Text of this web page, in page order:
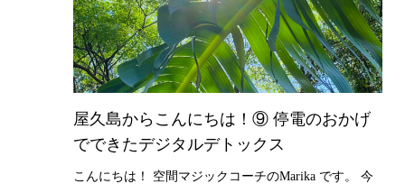
屋久島からこんにちは！⑨ 停電のおかげ
でできたデジタルデトックス
こんにちは！ 空間マジックコーチのMarika です。 今